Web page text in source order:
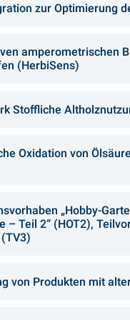
zur Optimierung
amperometrischen
(HerbiSens)
Stoffliche
Oxidation von
„Hobby-
– Teil 2“ (HOT2),
von Produkten mit